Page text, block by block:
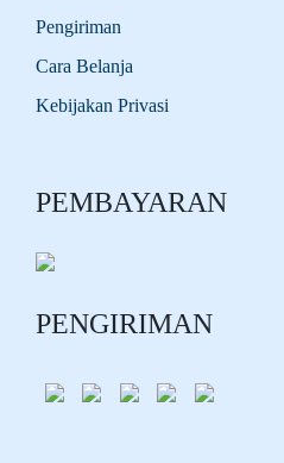
Pengiriman
Cara Belanja
Kebijakan Privasi
PEMBAYARAN
PENGIRIMAN